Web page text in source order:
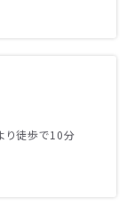
り徒歩で10分